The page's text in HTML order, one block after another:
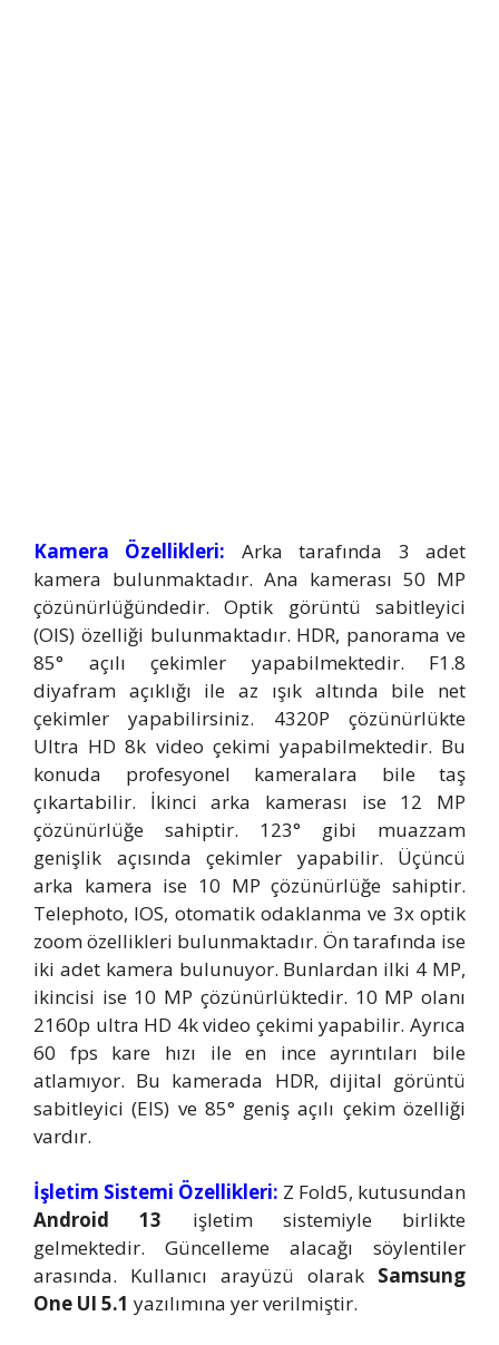
Kamera Özellikleri:
Arka tarafında 3 adet
kamera bulunmaktadır. Ana kamerası 50 MP
çözünürlüğündedir. Optik görüntü sabitleyici
(OIS) özelliği bulunmaktadır. HDR, panorama ve
85° açılı çekimler yapabilmektedir. F1.8
diyafram açıklığı ile az ışık altında bile net
çekimler yapabilirsiniz. 4320P çözünürlükte
Ultra HD 8k video çekimi yapabilmektedir. Bu
konuda profesyonel kameralara bile taş
çıkartabilir. İkinci arka kamerası ise 12 MP
çözünürlüğe sahiptir. 123° gibi muazzam
genişlik açısında çekimler yapabilir. Üçüncü
arka kamera ise 10 MP çözünürlüğe sahiptir.
Telephoto, IOS, otomatik odaklanma ve 3x optik
zoom özellikleri bulunmaktadır. Ön tarafında ise
iki adet kamera bulunuyor. Bunlardan ilki 4 MP,
ikincisi ise 10 MP çözünürlüktedir. 10 MP olanı
2160p ultra HD 4k video çekimi yapabilir. Ayrıca
60 fps kare hızı ile en ince ayrıntıları bile
atlamıyor. Bu kamerada HDR, dijital görüntü
sabitleyici (EIS) ve 85° geniş açılı çekim özelliği
vardır.
İşletim Sistemi Özellikleri: Z Fold5, kutusundan
Android 13 işletim sistemiyle birlikte
gelmektedir. Güncelleme alacağı söylentiler
arasında. Kullanıcı arayüzü olarak Samsung
One UI 5.1 yazılımına yer verilmiştir.